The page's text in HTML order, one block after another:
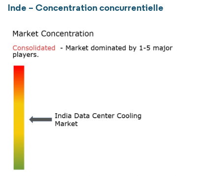
Inde – Concentration concurrentielle